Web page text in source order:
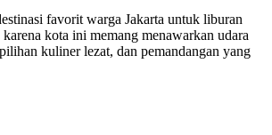
favorit warga Jakarta untuk liburan
kota ini memang menawarkan udara
kuliner lezat, dan pemandangan yang